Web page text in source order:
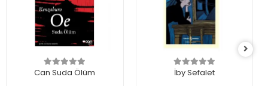
Can Suda Ölüm İby Sefalet